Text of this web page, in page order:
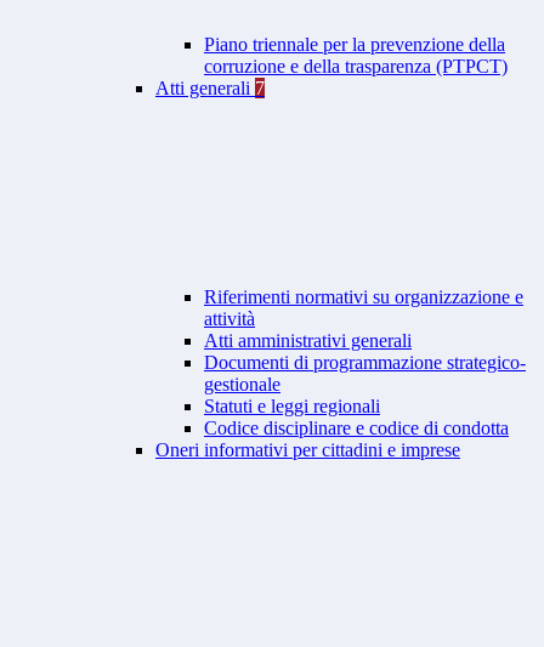
Piano triennale per la prevenzione della
corruzione e della trasparenza (PTPCT)
Atti generali 7
Riferimenti normativi su organizzazione e
attività
Atti amministrativi generali
Documenti di programmazione strategico-
gestionale
Statuti e leggi regionali
Codice disciplinare e codice di condotta
Oneri informativi per cittadini e imprese